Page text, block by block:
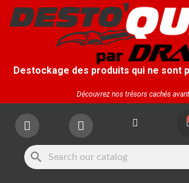
Destockage des produits qui ne sont
Découvrez nos trésors cachés
search